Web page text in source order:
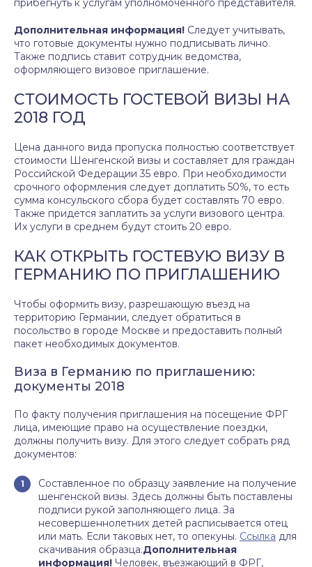
прибегнуть к услугам уполномоченного представителя.
Дополнительная информация! Следует учитывать,
что готовые документы нужно подписывать лично.
Также подпись ставит сотрудник ведомства,
оформляющего визовое приглашение.
СТОИМОСТЬ ГОСТЕВОЙ ВИЗЫ НА
2018 ГОД
Цена данного вида пропуска полностью соответствует
стоимости Шенгенской визы и составляет для граждан
Российской Федерации 35 евро. При необходимости
срочного оформления следует доплатить 50%, то есть
сумма консульского сбора будет составлять 70 евро.
Также придется заплатить за услуги визового центра.
Их услуги в среднем будут стоить 20 евро.
КАК ОТКРЫТЬ ГОСТЕВУЮ ВИЗУ В
ГЕРМАНИЮ ПО ПРИГЛАШЕНИЮ
Чтобы оформить визу, разрешающую въезд на
территорию Германии, следует обратиться в
посольство в городе Москве и предоставить полный
пакет необходимых документов.
Виза в Германию по приглашению:
документы 2018
По факту получения приглашения на посещение ФРГ
лица, имеющие право на осуществление поездки,
должны получить визу. Для этого следует собрать ряд
документов:
Составленное по образцу заявление на получение
шенгенской визы. Здесь должны быть поставлены
подписи рукой заполняющего лица. За
несовершеннолетних детей расписывается отец
или мать. Если таковых нет, то опекуны. Ссылка для
скачивания образца.Дополнительная
информация! Человек, въезжающий в ФРГ,